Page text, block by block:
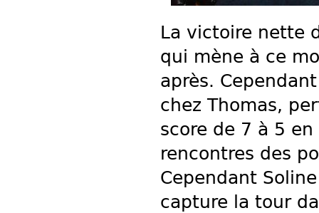
La victoire nette
qui mène à ce
après.
chez Thomas,
score de 7 à 5
rencontres des
Cependant
capture la tour